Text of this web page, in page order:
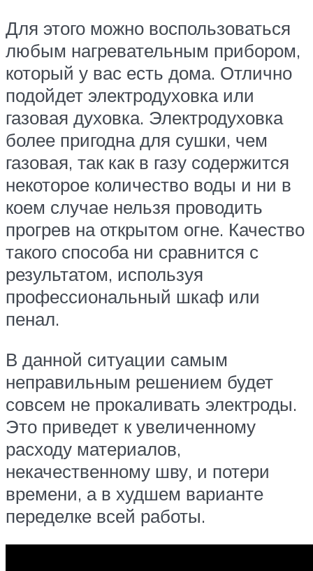
Для этого можно воспользоваться
любым нагревательным прибором,
который у вас есть дома. Отлично
подойдет электродуховка или
газовая духовка. Электродуховка
более пригодна для сушки, чем
газовая, так как в газу содержится
некоторое количество воды и ни в
коем случае нельзя проводить
прогрев на открытом огне. Качество
такого способа ни сравнится с
результатом, используя
профессиональный шкаф или
пенал.
В данной ситуации самым
неправильным решением будет
совсем не прокаливать электроды.
Это приведет к увеличенному
расходу материалов,
некачественному шву, и потери
времени, а в худшем варианте
переделке всей работы.